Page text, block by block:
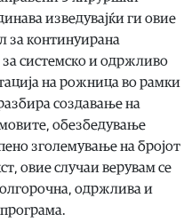
изведувајќи ги овие
за континуирана
системско и одржливо
на рожница во рамки
создавање на
обезбедување
зголемување на бројот
овие случаи верувам се
одржлива и